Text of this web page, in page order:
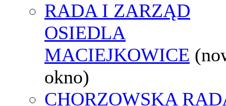
RADA I ZARZĄD
OSIEDLA
MACIEJKOWICE
okno)
CHORZOWSKA